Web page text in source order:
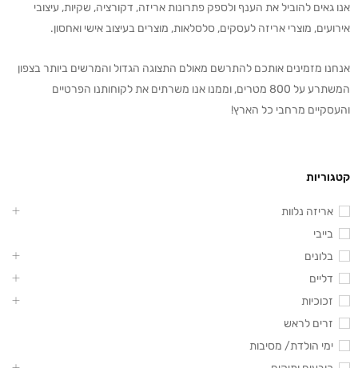
אנו גאים להוביל את הענף ולספק פתרונות אריזה, דקורציה, שקיות, עיצובי
אירועים, מוצרי אריזה לעסקים, סלסלאות, מוצרים בעיצוב אישי ואחסון.
אנחנו מזמינים אותכם להתרשם מאולם התצוגה הגדול והמרשים ביותר בצפון
המשתרע על 800 מטרים, וממנו אנו משרתים את לקוחותנו הפרטיים
והעסקיים מרחבי כל הארץ!
קטגוריות
אריזה נלוות
בייבי
בלונים
דליים
זכוכיות
זרים לראש
ימי הולדת/ מסיבות